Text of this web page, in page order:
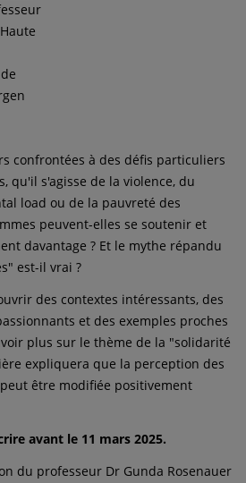
confrontées à des défis particuliers
qu'il s'agisse de la violence, du
load ou de la pauvreté des
peuvent-elles se soutenir et
davantage ? Et le mythe répandu
est-il vrai ?
des contextes intéressants, des
et des exemples proches
plus sur le thème de la "solidarité
expliquera que la perception des
être modifiée positivement
avant le 11 mars 2025.
du professeur Dr Gunda Rosenauer